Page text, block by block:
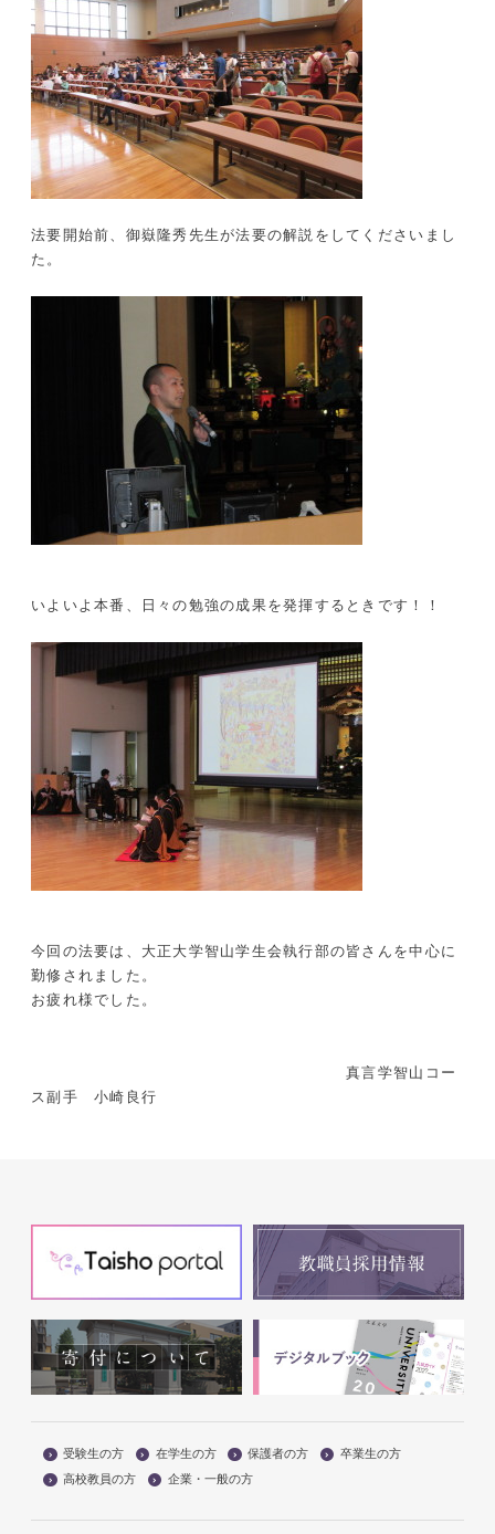
法要開始前、御嶽隆秀先生が法要の解説をしてくださいまし
た。
いよいよ本番、日々の勉強の成果を発揮するときです！！
今回の法要は、大正大学智山学生会執行部の皆さんを中心に
勤修されました。
お疲れ様でした。
真言学智山コー
ス副手 小崎良行
受験生の方 在学生の方 保護者の方
卒業生の方
高校教員の方
企業・一般の方